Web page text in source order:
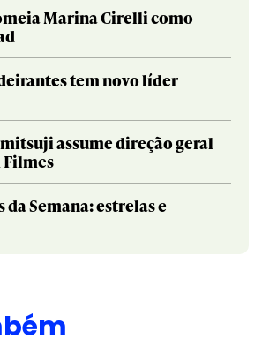
Marina Cirelli como
tem novo líder
assume direção geral
Filmes
da Semana: estrelas e